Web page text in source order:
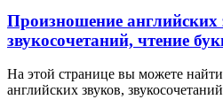
Произношение английских
звукосочетаний, чтение
На этой странице вы можете
английских звуков,